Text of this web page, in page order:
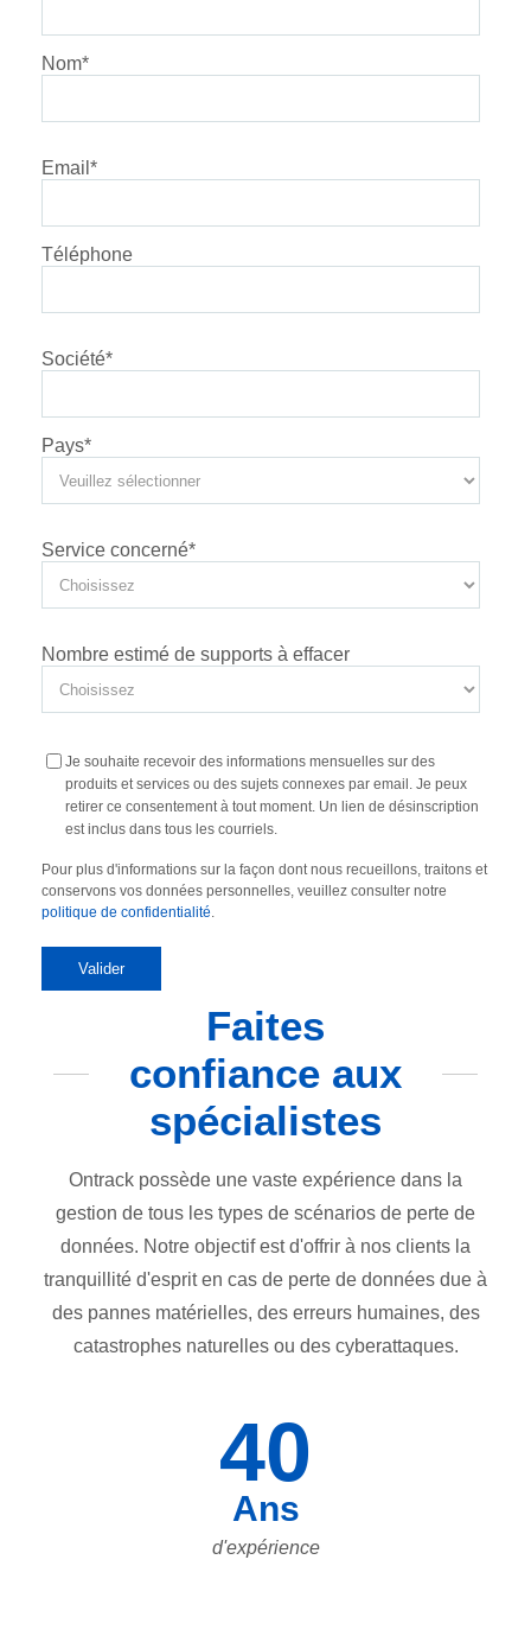
Nom*
Email *
Téléphone
Société*
Pays*
Service concerné*
Nombre estimé de supports à effacer
Je souhaite recevoir des informations mensuelles sur des
produits et services ou des sujets connexes par email. Je peux
retirer ce consentement à tout moment. Un lien de désinscription
est inclus dans tous les courriels.
Pour plus d'informations sur la façon dont nous recueillons, traitons et
conservons vos données personnelles, veuillez consulter notre
politique de confidentialité.
Faites
confiance aux
spécialistes
Ontrack possède une vaste expérience dans la
gestion de tous les types de scénarios de perte de
données. Notre objectif est d'offrir à nos clients la
tranquillité d'esprit en cas de perte de données due à
des pannes matérielles, des erreurs humaines, des
catastrophes naturelles ou des cyberattaques.
40
Ans
d'expérience